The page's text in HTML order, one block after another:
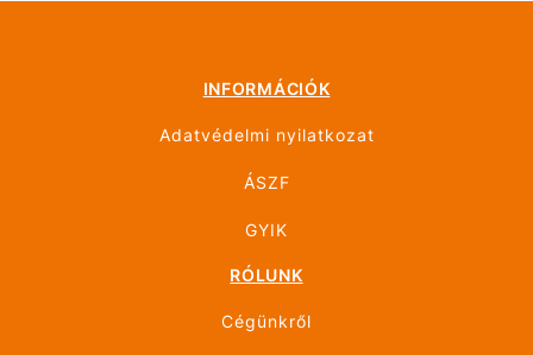
INFORMÁCIÓK
Adatvédelmi nyilatkozat
ÁSZF
GYIK
RÓLUNK
Cégünkről